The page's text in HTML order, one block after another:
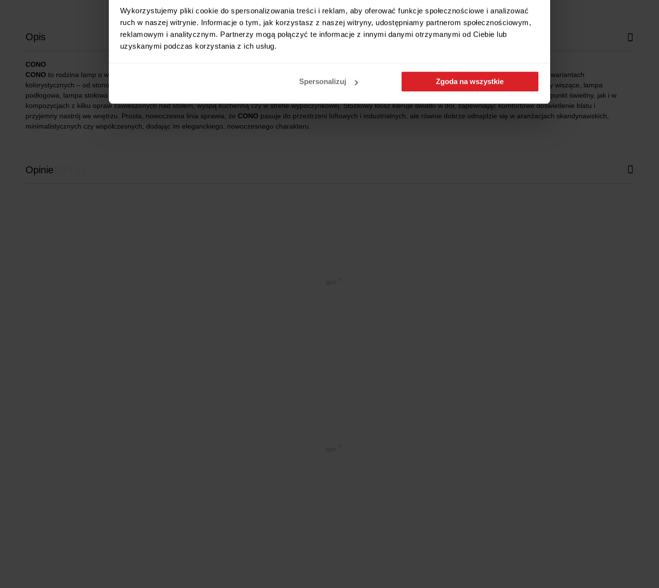
Wykorzystujemy pliki cookie do spersonalizowania treści i reklam, aby oferować funkcje społecznościowe i analizować
ruch w naszej witrynie. Informacje o tym, jak korzystasz z naszej witryny, udostępniamy partnerom społecznościowym,
reklamowym i analitycznym. Partnerzy mogą połączyć te informacje z innymi danymi otrzymanymi od Ciebie lub
uzyskanymi podczas korzystania z ich usług.
Spersonalizuj Zgoda na wszystkie
Opis
CONO
CONO to rodzina lamp o wyrazistym, stożkowym kloszu, która łączy minimalistyczną formę z mocnym efektem wizualnym. Kolekcja dostępna jest w różnych rozmiarach i wariantach
kolorystycznych – od stonowanych, neutralnych tonów po cieplejsze akcenty – co ułatwia dopasowanie oświetlenia do charakteru wnętrza. W serii znajdują się m.in. lampy wiszące, lampa
podłogowa, lampa stołowa oraz kinkiet, dzięki czemu można stworzyć spójną aranżację w całym pomieszczeniu.
świetnie prezentuje się zarówno jako pojedynczy punkt świetlny, jak i w
kompozycjach z kilku opraw zawieszonych nad stołem, wyspą kuchenną czy w strefie wypoczynkowej. Stożkowy klosz kieruje światło w dół, zapewniając komfortowe doświetlenie blatu i
przyjemny nastrój we wnętrzu. Prosta, nowoczesna linia sprawia, że CONO pasuje do przestrzeni loftowych i industrialnych, ale równie dobrze odnajdzie się w aranżacjach skandynawskich,
minimalistycznych czy współczesnych, dodając im eleganckiego, nowoczesnego charakteru.
Opinie